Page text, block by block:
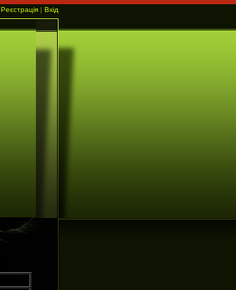
Реєстрація | Вхід